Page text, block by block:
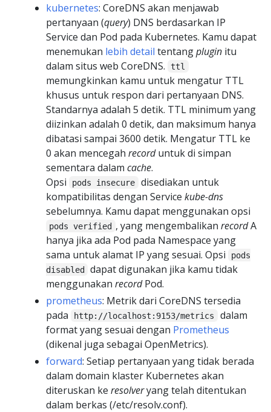
kubernetes: CoreDNS akan menjawab
pertanyaan (query) DNS berdasarkan IP
Service dan Pod pada Kubernetes. Kamu dapat
menemukan lebih detail tentangplugin itu
dalam situs web CoreDNS.
ttl
memungkinkan kamu untuk mengatur TTL
khusus untuk respon dari pertanyaan DNS.
Standarnya adalah 5 detik. TTL minimum yang
diizinkan adalah 0 detik, dan maksimum hanya
dibatasi sampai 3600 detik. Mengatur TTL ke
0 akan mencegah recorduntuk di simpan
sementara dalam cache.
Opsi
pods insecure
disediakan untuk
kompatibilitas dengan Service kube-dns
sebelumnya. Kamu dapat menggunakan opsi
pods verified , yang mengembalikan recordA
hanya jika ada Pod pada Namespace yang
sama untuk alamat IP yang sesuai. Opsi
pods
disabled
dapat digunakan jika kamu tidak
menggunakan recordPod.
prometheus: Metrik dari CoreDNS tersedia
pada
http://localhost:9153/metrics
dalam
format yang sesuai dengan Prometheus
(dikenal juga sebagai OpenMetrics).
forward: Setiap pertanyaan yang tidak berada
dalam domain klaster Kubernetes akan
diteruskan ke resolveryang telah ditentukan
dalam berkas (/etc/resolv.conf).